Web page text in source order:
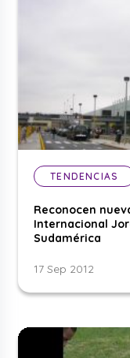
TENDENCIAS
Reconocen
Internacional
Sudamérica
17 Sep 2012